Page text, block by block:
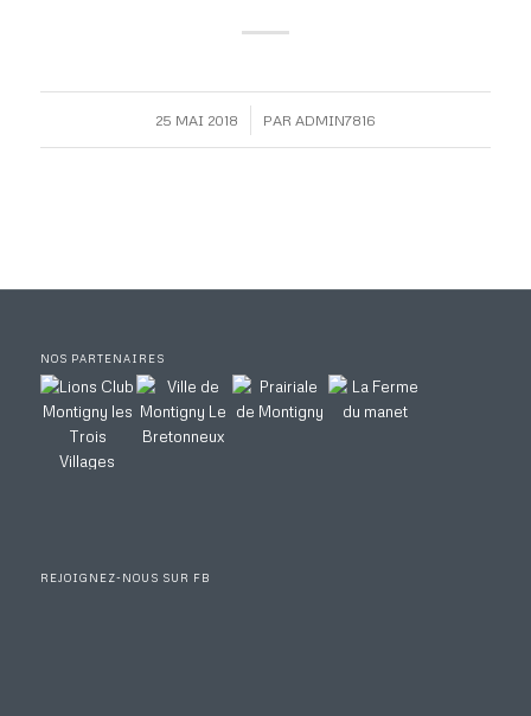
25 MAI 2018
/ PARADMIN7816
NOS PARTENAIRES
REJOIGNEZ-NOUS SUR FB